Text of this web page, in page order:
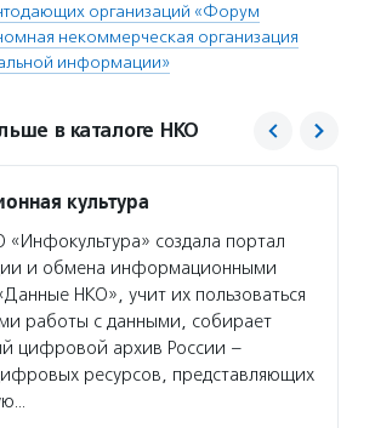
организаций «Форум
некоммерческая организация
информации»
в каталоге НКО
культура
«Инфокультура» создала портал
и обмена информационными
НКО», учит их пользоваться
работы с данными, собирает
цифровой архив России –
ресурсов, представляющих